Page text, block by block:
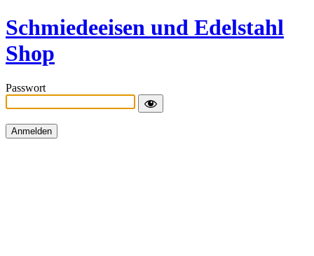
Schmiedeeisen und Edelstahl
Shop
Passwort